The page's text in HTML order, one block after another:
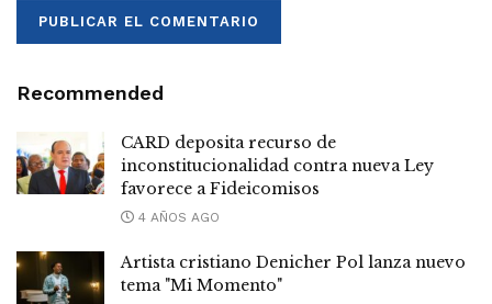
Recommended
CARD deposita recurso de
inconstitucionalidad contra nueva Ley
favorece a Fideicomisos
4 AÑOS AGO
Artista cristiano Denicher Pol lanza nuevo
tema "Mi Momento"